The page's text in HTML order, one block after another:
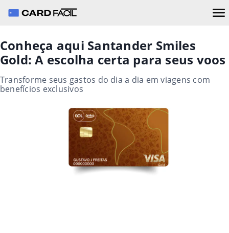
Conheça aqui Santander Smiles
Gold: A escolha certa para seus voos
Transforme seus gastos do dia a dia em viagens com
benefícios exclusivos